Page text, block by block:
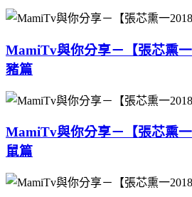
MamiTv與你分享－【張芯熏
豬篇
MamiTv與你分享－【張芯熏
鼠篇